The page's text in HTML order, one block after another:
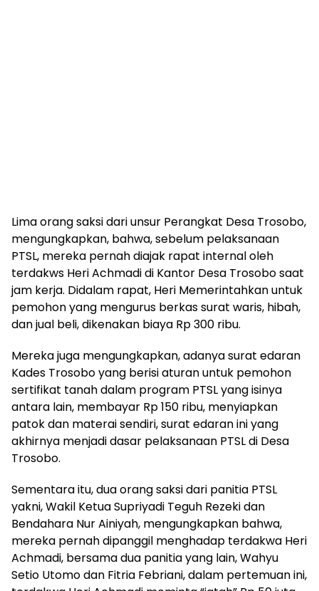
Lima orang saksi dari unsur Perangkat Desa Trosobo,
mengungkapkan, bahwa, sebelum pelaksanaan
PTSL, mereka pernah diajak rapat internal oleh
terdakws Heri Achmadi di Kantor Desa Trosobo saat
jam kerja. Didalam rapat, Heri Memerintahkan untuk
pemohon yang mengurus berkas surat waris, hibah,
dan jual beli, dikenakan biaya Rp 300 ribu.
Mereka juga mengungkapkan, adanya surat edaran
Kades Trosobo yang berisi aturan untuk pemohon
sertifikat tanah dalam program PTSL yang isinya
antara lain, membayar Rp 150 ribu, menyiapkan
patok dan materai sendiri, surat edaran ini yang
akhirnya menjadi dasar pelaksanaan PTSL di Desa
Trosobo.
Sementara itu, dua orang saksi dari panitia PTSL
yakni, Wakil Ketua Supriyadi Teguh Rezeki dan
Bendahara Nur Ainiyah, mengungkapkan bahwa,
mereka pernah dipanggil menghadap terdakwa Heri
Achmadi, bersama dua panitia yang lain, Wahyu
Setio Utomo dan Fitria Febriani, dalam pertemuan ini,